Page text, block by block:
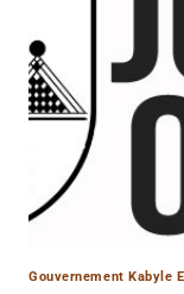
Gouvernement Kabyle